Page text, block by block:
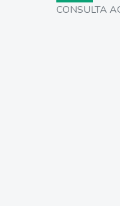
CONSULTA